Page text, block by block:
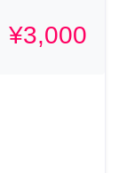
¥3,000